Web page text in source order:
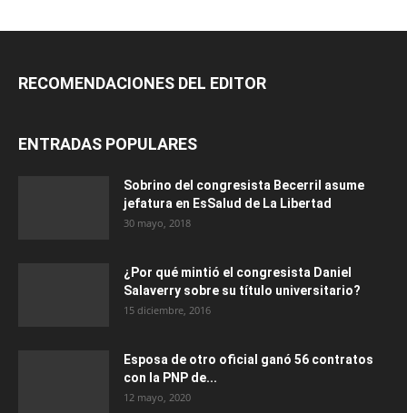
RECOMENDACIONES DEL EDITOR
ENTRADAS POPULARES
Sobrino del congresista Becerril asume
jefatura en EsSalud de La Libertad
30 mayo, 2018
¿Por qué mintió el congresista Daniel
Salaverry sobre su título universitario?
15 diciembre, 2016
Esposa de otro oficial ganó 56 contratos
con la PNP de...
12 mayo, 2020